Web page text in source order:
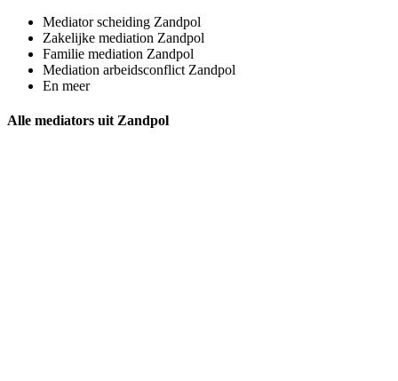
Mediator scheiding Zandpol
Zakelijke mediation Zandpol
Familie mediation Zandpol
Mediation arbeidsconflict Zandpol
En meer
Alle mediators uit Zandpol